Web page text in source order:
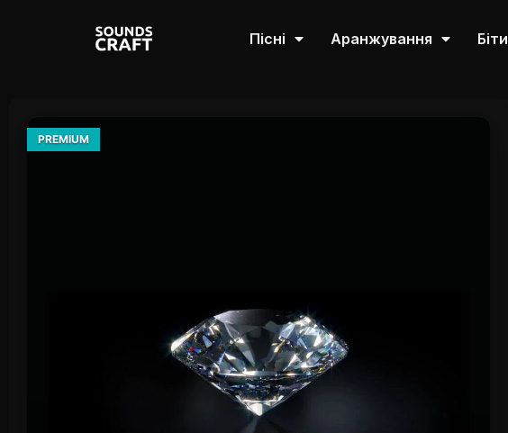
Пісні Аранжування Біти
PREMIUM